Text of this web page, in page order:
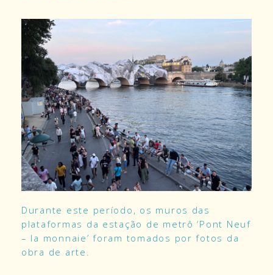
Durante este período, os muros das
plataformas da estação de metrô ‘Pont Neuf
– la monnaie’ foram tomados por fotos da
obra de arte.